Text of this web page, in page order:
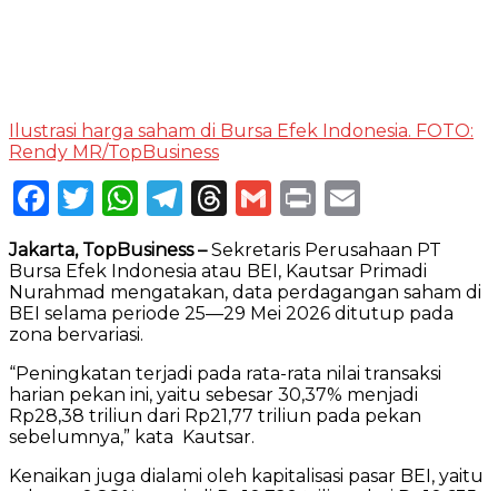
Ilustrasi harga saham di Bursa Efek Indonesia. FOTO:
Rendy MR/TopBusiness
Facebook
Twitter
WhatsApp
Telegram
Threads
Gmail
Print
Jakarta, TopBusiness –Sekretaris Perusahaan PT
Bursa Efek Indonesia atau BEI, Kautsar Primadi
Nurahmad mengatakan, data perdagangan saham di
BEI selama periode 25—29 Mei 2026 ditutup pada
zona bervariasi.
“Peningkatan terjadi pada rata-rata nilai transaksi
harian pekan ini, yaitu sebesar 30,37% menjadi
Rp28,38 triliun dari Rp21,77 triliun pada pekan
sebelumnya,” kata Kautsar.
Kenaikan juga dialami oleh kapitalisasi pasar BEI, yaitu